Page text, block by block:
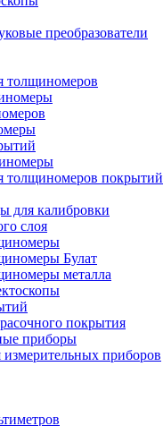
преобразователи
толщиномеров
толщиномеров покрытий
для калибровки
слоя
Булат
металла
покрытия
приборы
приборов